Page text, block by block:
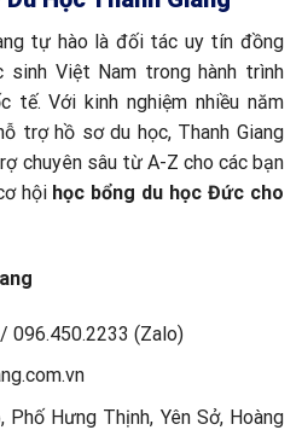
tự hào là đối tác uy tín đồng
sinh Việt Nam trong hành trình
tế. Với kinh nghiệm nhiều năm
trợ hồ sơ du học, Thanh Giang
chuyên sâu từ A-Z cho các bạn
hội học bổng du học Đức cho
096.450.2233 (Zalo)
Phố Hưng Thịnh, Yên Sở, Hoàng